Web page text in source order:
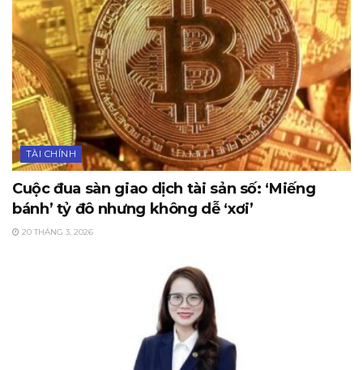
TÀI CHÍNH
Cuộc đua sàn giao dịch tài sản số: ‘Miếng
bánh’ tỷ đô nhưng không dễ ‘xơi’
20 THÁNG 3, 2026